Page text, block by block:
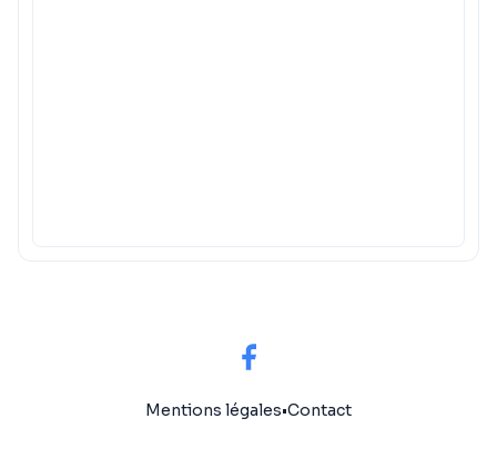
Mentions légales•Contact